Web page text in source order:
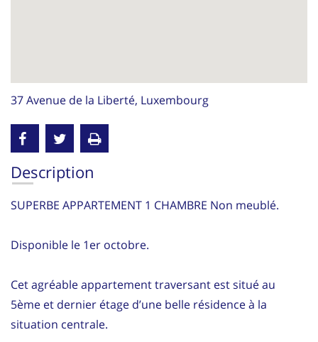
37 Avenue de la Liberté, Luxembourg
Description
SUPERBE APPARTEMENT 1 CHAMBRE Non meublé.
Disponible le 1er octobre.
Cet agréable appartement traversant est situé au
5ème et dernier étage d’une belle résidence à la
situation centrale.